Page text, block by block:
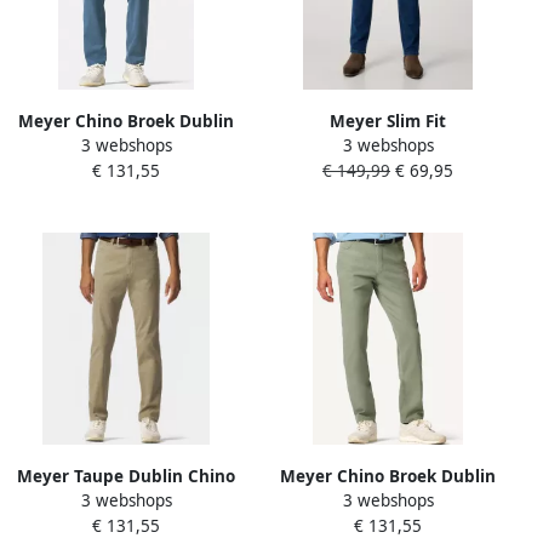
Meyer Chino Broek Dublin
Grijs Gray Heren
3 webshops
€ 131,55
Meyer Slim Fit
Donkerblauwe Denim Jeans
Blue Heren
3 webshops
€ 149,99 € 69,95
Meyer Taupe Dublin Chino
Broek Beige Heren
3 webshops
€ 131,55
Meyer Chino Broek Dublin
Stijl Green Heren
3 webshops
€ 131,55